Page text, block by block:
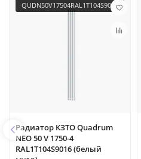
QUDN50V17504RAL1T104S9016
Радиатор КЗТО Quadrum
NEO 50 V 1750-4
RAL1T104S9016 (белый